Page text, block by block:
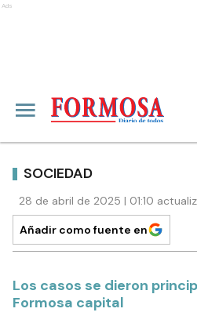
Ads
SOCIEDAD
28 de abril de 2025 | 01:10
Añadir como fuente en
Los casos se dieron
Formosa capital